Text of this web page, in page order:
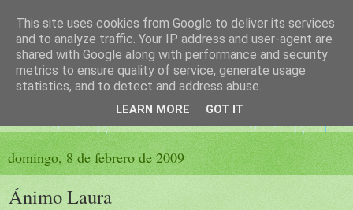
El sueño de las palabras
PÁGINA LITERARIA DE FELISA MORENO
domingo, 8 de febrero de 2009
Ánimo Laura
This site uses cookies from Google to deliver its services
and to analyze traffic. Your IP address and user-agent are
shared with Google along with performance and security
metrics to ensure quality of service, generate usage
statistics, and to detect and address abuse.
LEARN MORE GOT IT